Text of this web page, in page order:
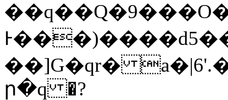
��]G�qr�
ր�q �?